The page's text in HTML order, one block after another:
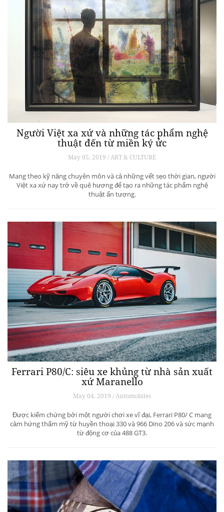
Người Việt xa xứ và những tác phẩm nghệ
thuật đến từ miền ký ức
May 05, 2019 / ART & CULTURE
Mang theo kỹ năng chuyên môn và cả những vết sẹo thời gian, người
Việt xa xứ nay trở về quê hương để tạo ra những tác phẩm nghệ
thuật ấn tượng.
Ferrari P80/C: siêu xe khủng từ ​​nhà sản xuất
xứ Maranello
May 04, 2019 / Automobiles
Được kiểm chứng bởi một người chơi xe vĩ đại, Ferrari P80/ C mang
cảm hứng thẩm mỹ từ huyền thoại 330 và 966 Dino 206 và sức mạnh
từ động cơ của 488 GT3.